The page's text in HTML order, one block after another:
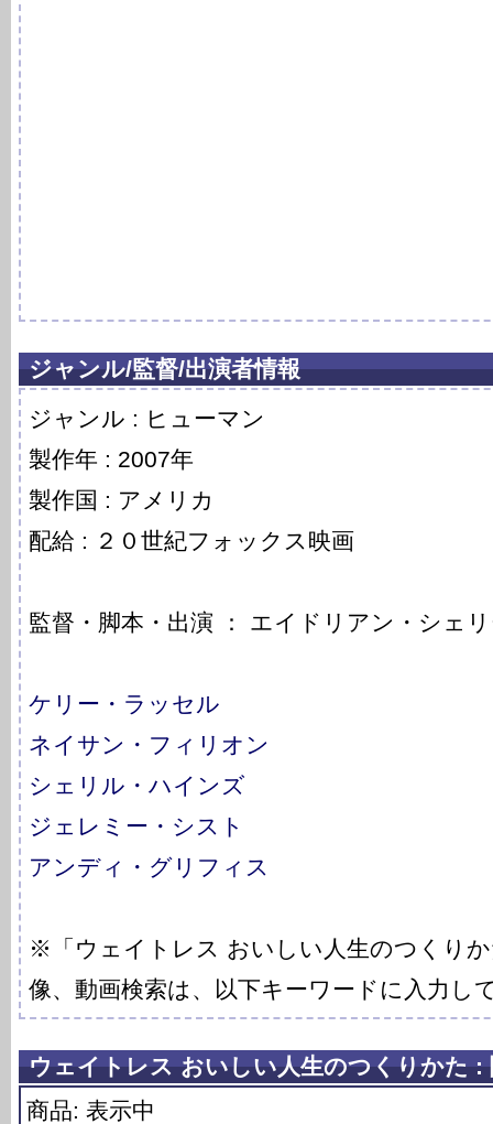
ジャンル/監督/出演者情報
ジャンル : ヒューマン
製作年 : 2007年
製作国 : アメリカ
配給 : ２０世紀フォックス映画
監督・脚本・出演 ： エイドリアン・シェ
ケリー・ラッセル
ネイサン・フィリオン
シェリル・ハインズ
ジェレミー・シスト
アンディ・グリフィス
※「ウェイトレス おいしい人生のつくり
像、動画検索は、以下キーワードに入力し
ウェイトレス おいしい人生のつくりかた :
商品: 表示中